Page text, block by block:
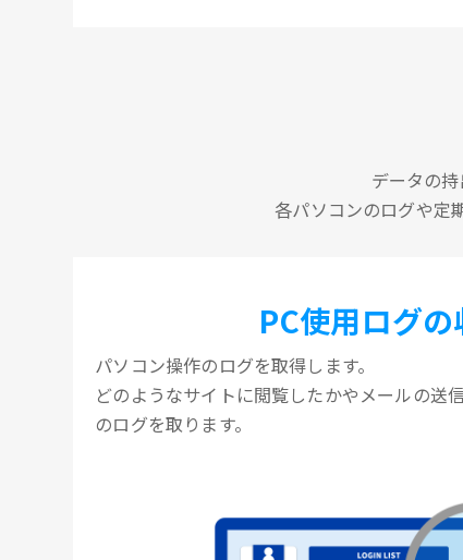
データの
各パソコンのログや定
PC使用ログの
パソコン操作のログを取得します。
どのようなサイトに閲覧したかやメールの送
のログを取ります。